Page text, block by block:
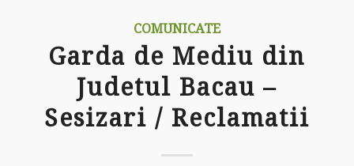
COMUNICATE
Garda de Mediu din
Judetul Bacau –
Sesizari / Reclamatii